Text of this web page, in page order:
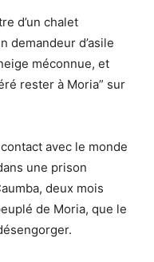
d’un chalet
demandeur d’asile
méconnue, et
rester à Moria” sur
avec le monde
une prison
deux mois
de Moria, que le